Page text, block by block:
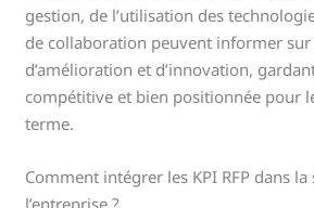
gestion, de l’utilisation des
de collaboration peuvent informer
d’amélioration et d’innovation,
compétitive et bien positionnée pour
terme.
Comment intégrer les KPI RFP dans
l’entreprise ?